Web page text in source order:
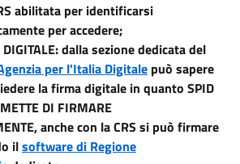
abilitata per identificarsi
per accedere;
dalla sezione dedicata del
per l'Italia Digitale può sapere
la firma digitale in quanto SPID
DI FIRMARE
anche con la CRS si può firmare
ilsoftware di Regione